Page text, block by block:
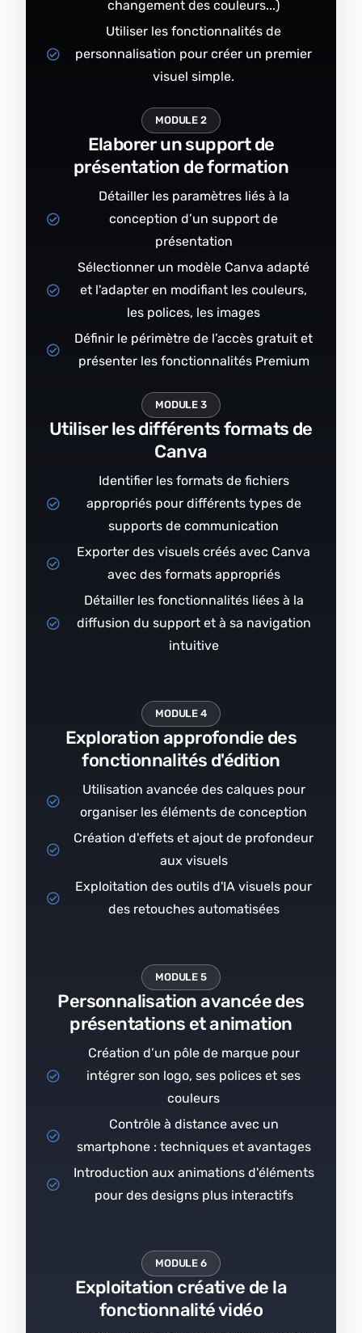
changement des couleurs...)
Utiliser les fonctionnalités de
personnalisation pour créer un premier
visuel simple.
MODULE 2
Elaborer un support de
présentation de formation
Détailler les paramètres liés à la
conception d’un support de
présentation
Sélectionner un modèle Canva adapté
et l'adapter en modifiant les couleurs,
les polices, les images
Définir le périmètre de l’accès gratuit et
présenter les fonctionnalités Premium
MODULE 3
Utiliser les différents formats de
Canva
Identifier les formats de fichiers
appropriés pour différents types de
supports de communication
Exporter des visuels créés avec Canva
avec des formats appropriés
Détailler les fonctionnalités liées à la
diffusion du support et à sa navigation
intuitive
MODULE 4
Exploration approfondie des
fonctionnalités d'édition
Utilisation avancée des calques pour
organiser les éléments de conception
Création d'effets et ajout de profondeur
aux visuels
Exploitation des outils d'IA visuels pour
des retouches automatisées
MODULE 5
Personnalisation avancée des
présentations et animation
Création d’un pôle de marque pour
intégrer son logo, ses polices et ses
couleurs
Contrôle à distance avec un
smartphone : techniques et avantages
Introduction aux animations d'éléments
pour des designs plus interactifs
MODULE 6
Exploitation créative de la
fonctionnalité vidéo